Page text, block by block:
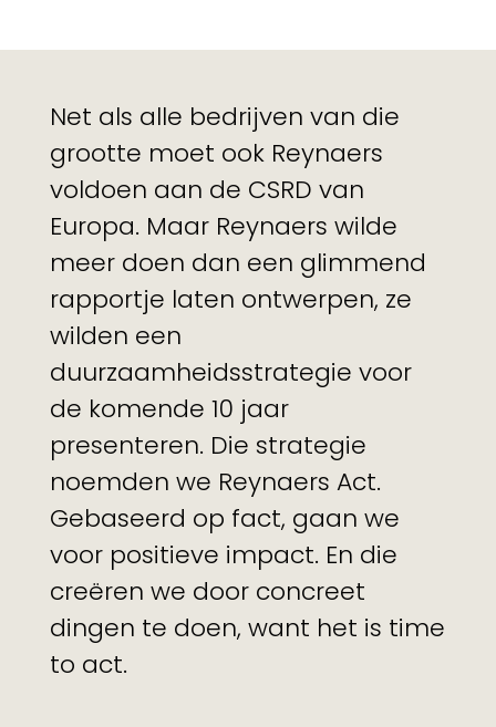
Net als alle bedrijven van die
grootte moet ook Reynaers
voldoen aan de CSRD van
Europa. Maar Reynaers wilde
meer doen dan een glimmend
rapportje laten ontwerpen, ze
wilden een
duurzaamheidsstrategie voor
de komende 10 jaar
presenteren. Die strategie
noemden we Reynaers Act.
Gebaseerd op fact, gaan we
voor positieve impact. En die
creëren we door concreet
dingen te doen, want het is time
to act.